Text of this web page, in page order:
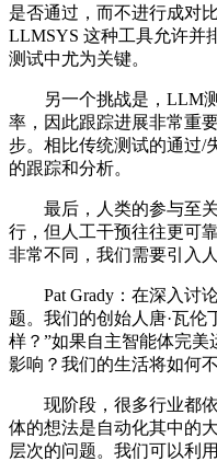
是否通过，而不进行成对
LLMSYS 这种工具允许并
测试中尤为关键。
另一个挑战是，LLM测
率，因此跟踪进展非常重
步。相比传统测试的通过/
的跟踪和分析。
最后，人类的参与至关
行，但人工干预往往更可
非常不同，我们需要引入
Pat Grady：在深入讨论
题。我们的创始人唐·瓦伦
样？”如果自主智能体完
影响？我们的生活将如何
现阶段，很多行业都依
体的想法是自动化其中的
层次的问题。我们可以利